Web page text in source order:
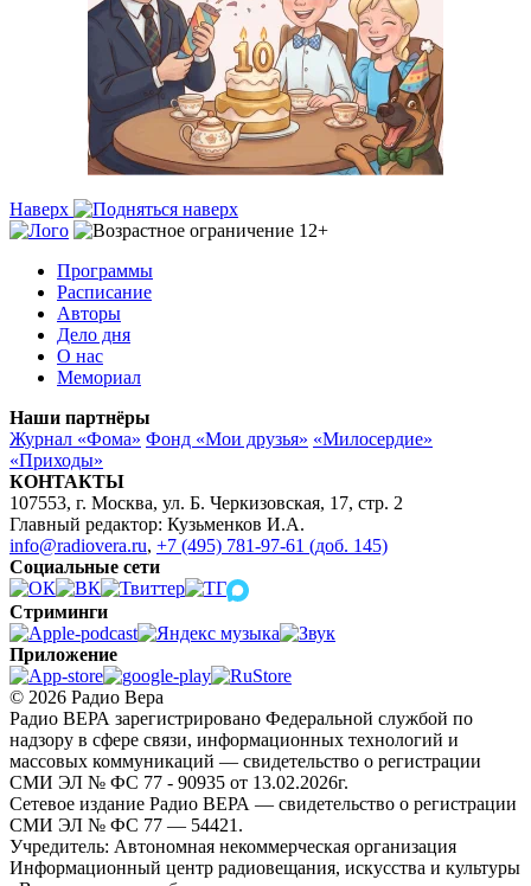
Наверх
Программы
Расписание
Авторы
Дело дня
О нас
Мемориал
Наши партнёры
Журнал «Фома» Фонд «Мои друзья» «Милосердие»
«Приходы»
КОНТАКТЫ
107553, г. Москва, ул. Б. Черкизовская, 17, стр. 2
Главный редактор: Кузьменков И.А.
info@radiovera.ru, +7 (495) 781-97-61 (доб. 145)
Социальные сети
Стриминги
Приложение
© 2026 Радио Вера
Радио ВЕРА зарегистрировано Федеральной службой по
надзору в сфере связи, информационных технологий и
массовых коммуникаций — свидетельство о регистрации
СМИ ЭЛ № ФС 77 - 90935 от 13.02.2026г.
Сетевое издание Радио ВЕРА — свидетельство о регистрации
СМИ ЭЛ № ФС 77 — 54421.
Учредитель: Автономная некоммерческая организация
Информационный центр радиовещания, искусства и культуры